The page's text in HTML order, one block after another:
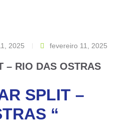
2025 fevereiro 11, 2025
– RIO DAS OSTRAS
SPLIT –
“